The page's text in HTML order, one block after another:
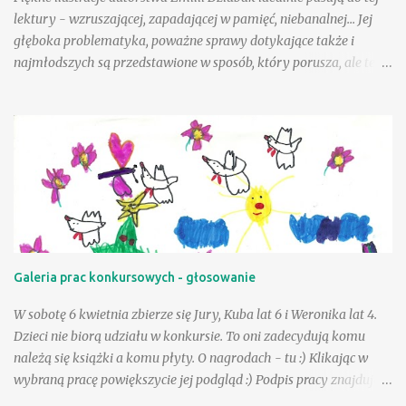
lektury - wzruszającej, zapadającej w pamięć, niebanalnej... Jej
głęboka problematyka, poważne sprawy dotykające także i
najmłodszych są przedstawione w sposób, który porusza, ale też i
swojej biblioteczce. Andzia - bohaterka książki - była wyjątkowo
szczęśliwą dziewczynką, a wielka w tym zasługa taty, a choć był
jej tak bliski, to paradoksalnie teraz lepiej sobie poradzić w tej
trudnej sytuacji, gdy tak drogiej osoby zabrakło - przeciwnie niż
jej mama. Andzia zauważa, że mama czasem zachowuje się tak, "
jakby zapomniała, że już jest dorosła " - można to różnie
tłumaczyć - silniejszymi więzami, odmienną sytuacją życiową, na
pewno jednak niebagatelne znaczenie ma dla dziewczynki
szczególnej, bo "ptasiej postaci...
Galeria prac konkursowych - głosowanie
W sobotę 6 kwietnia zbierze się Jury, Kuba lat 6 i Weronika lat 4.
Dzieci nie biorą udziału w konkursie. To oni zadecydują komu
należą się książki a komu płyty. O nagrodach - tu :) Klikając w
wybraną pracę powiększycie jej podgląd :) Podpis pracy znajduje